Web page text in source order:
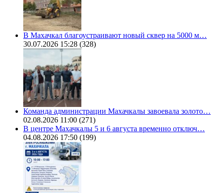
В Махачкал благоустраивают новый сквер на 5000 м…
30.07.2026 15:28 (328)
Команда администрации Махачкалы завоевала золото…
02.08.2026 11:00 (271)
В центре Махачкалы 5 и 6 августа временно отключ…
04.08.2026 17:50 (199)